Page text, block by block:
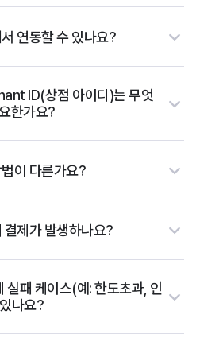
연동할 수 있나요?
ID(상점 아이디)는 무엇
한가요?
이 다른가요?
결제가 발생하나요?
실패 케이스(예: 한도초과, 인
나요?